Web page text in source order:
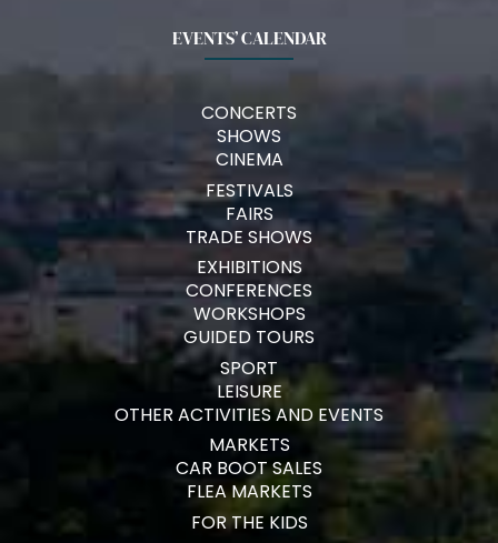
EVENTS’ CALENDAR
CONCERTS
SHOWS
CINEMA
FESTIVALS
FAIRS
TRADE SHOWS
EXHIBITIONS
CONFERENCES
WORKSHOPS
GUIDED TOURS
SPORT
LEISURE
OTHER ACTIVITIES AND EVENTS
MARKETS
CAR BOOT SALES
FLEA MARKETS
FOR THE KIDS